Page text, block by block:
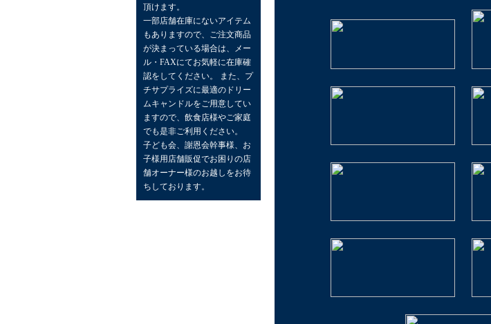
頂けます。
一部店舗在庫にないアイテム
もありますので、ご注文商品
が決まっている場合は、メー
ル・FAXにてお気軽に在庫確
認をしてください。 また、プ
チサプライズに最適のドリー
ムキャンドルをご用意してい
ますので、飲食店様やご家庭
でも是非ご利用ください。
子ども会、謝恩会幹事様、お
子様用店舗販促でお困りの店
舗オーナー様のお越しをお待
ちしております。